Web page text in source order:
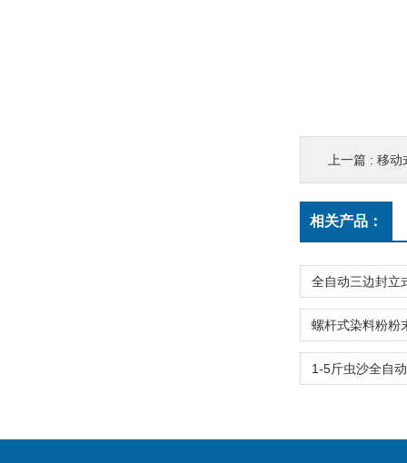
上一篇 : 移动
相关产品：